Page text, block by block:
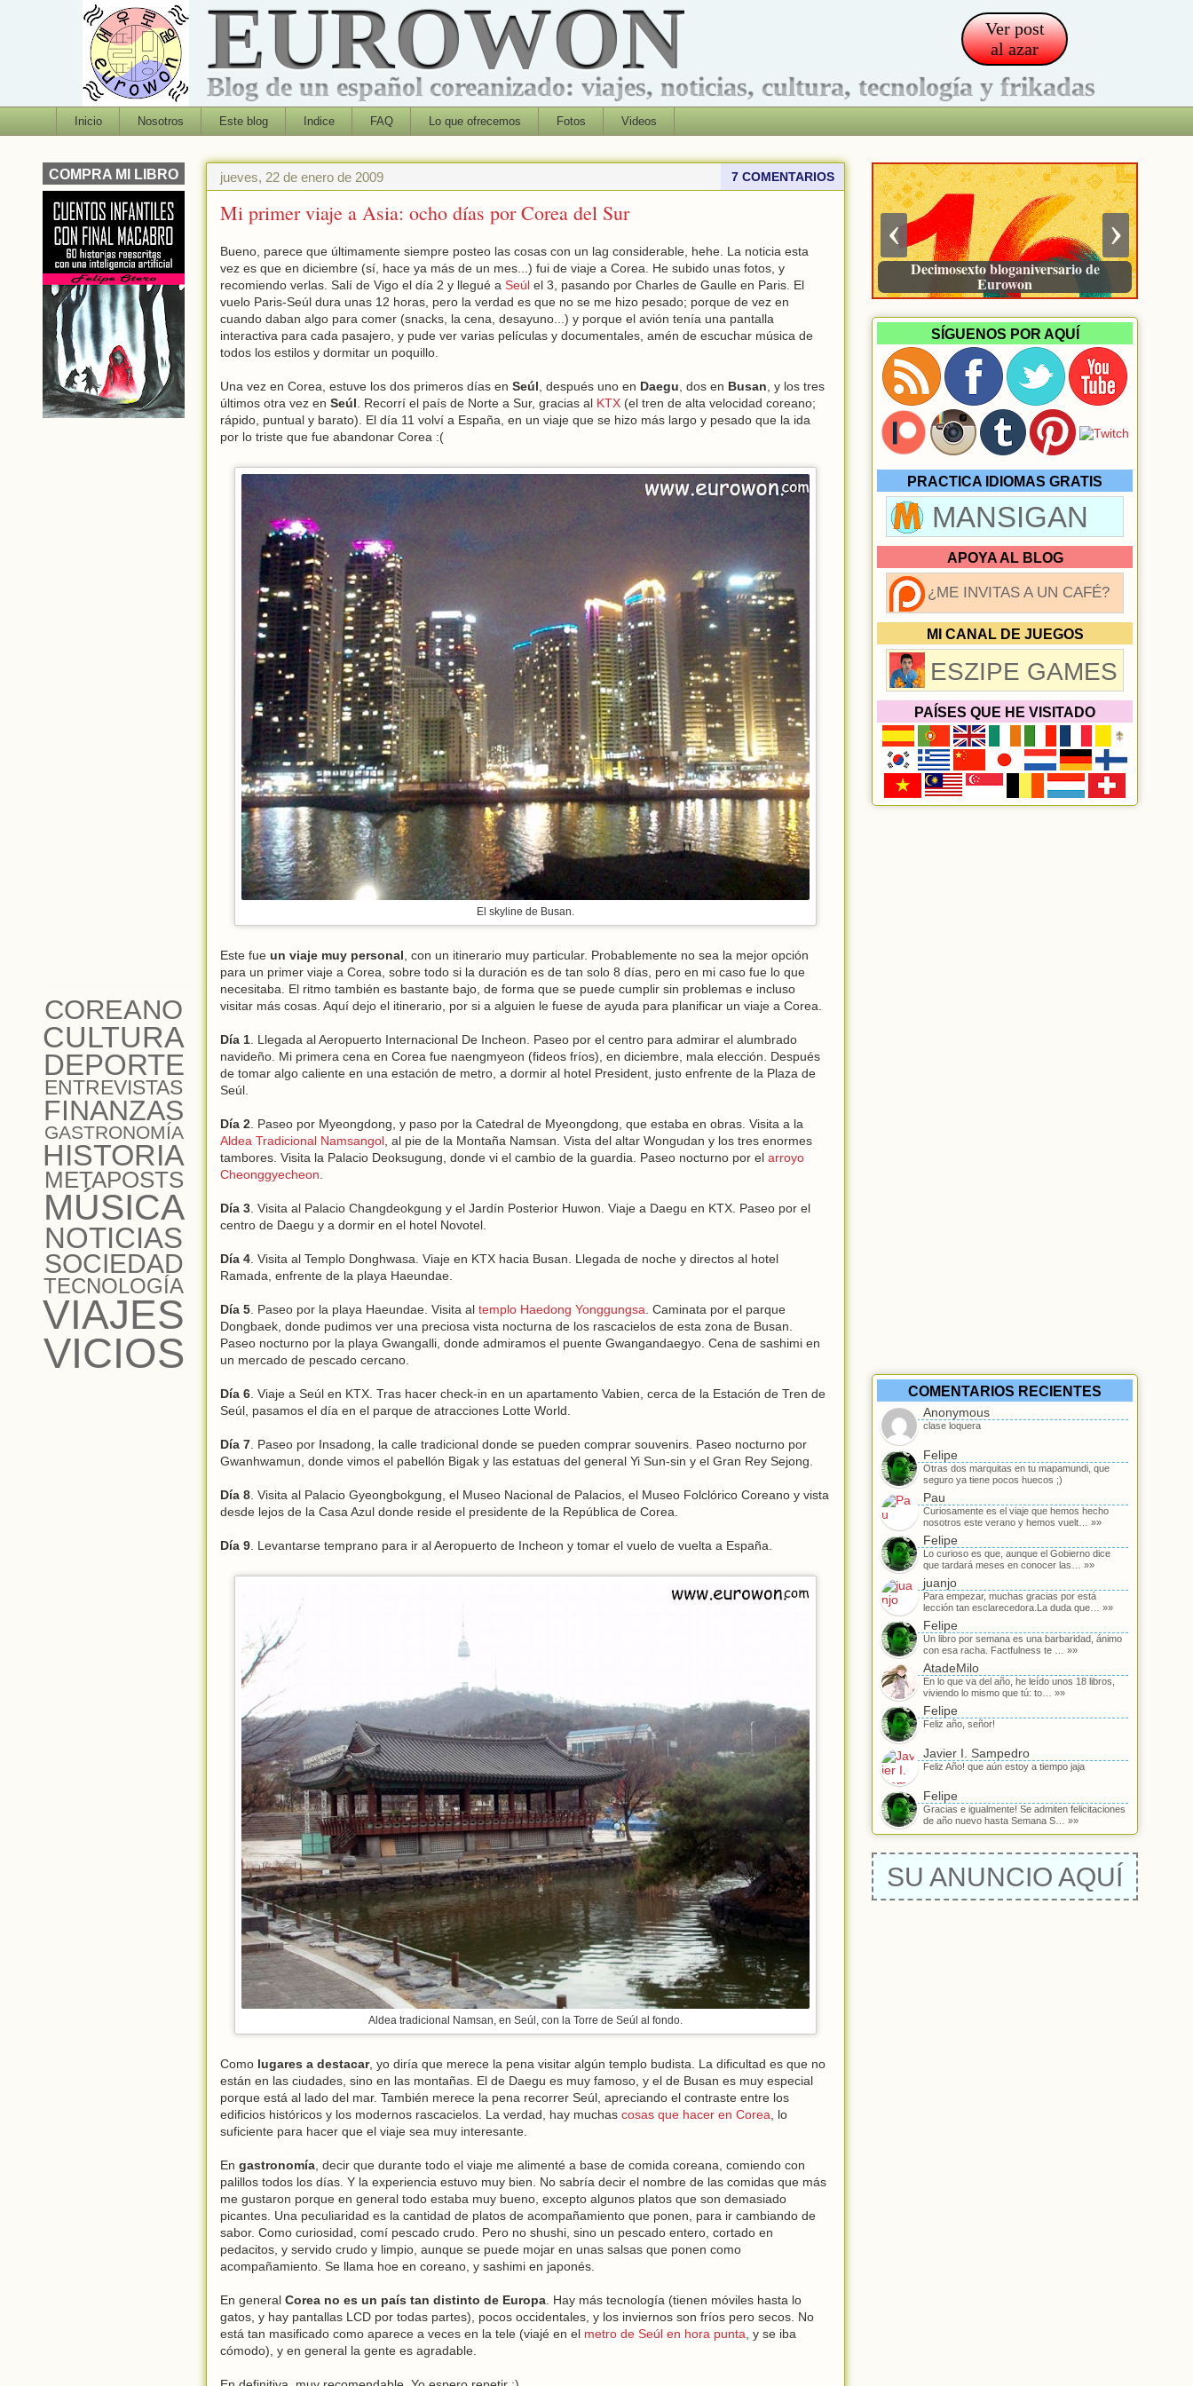
Ver post
al azar
EUROWON
Blog de un español coreanizado: viajes, noticias, cultura, tecnología y frikadas
Inicio Nosotros Este blog Indice FAQ Lo que ofrecemos Fotos Videos
jueves, 22 de enero de 2009 7 COMENTARIOS
Mi primer viaje a Asia: ocho días por Corea del Sur
Bueno, parece que últimamente siempre posteo las cosas con un lag considerable, hehe. La noticia esta
vez es que en diciembre (sí, hace ya más de un mes...) fui de viaje a Corea. He subido unas fotos, y
recomiendo verlas. Salí de Vigo el día 2 y llegué a Seúl el 3, pasando por Charles de Gaulle en Paris. El
vuelo Paris-Seúl dura unas 12 horas, pero la verdad es que no se me hizo pesado; porque de vez en
cuando daban algo para comer (snacks, la cena, desayuno...) y porque el avión tenía una pantalla
interactiva para cada pasajero, y pude ver varias películas y documentales, amén de escuchar música de
todos los estilos y dormitar un poquillo.
Una vez en Corea, estuve los dos primeros días en Seúl , después uno en Daegu , dos en Busan , y los tres
últimos otra vez en Seúl . Recorrí el país de Norte a Sur, gracias al KTX (el tren de alta velocidad coreano;
rápido, puntual y barato). El día 11 volví a España, en un viaje que se hizo más largo y pesado que la ida
por lo triste que fue abandonar Corea :(
El skyline de Busan.
Este fue un viaje muy personal , con un itinerario muy particular. Probablemente no sea la mejor opción
para un primer viaje a Corea, sobre todo si la duración es de tan solo 8 días, pero en mi caso fue lo que
necesitaba. El ritmo también es bastante bajo, de forma que se puede cumplir sin problemas e incluso
visitar más cosas. Aquí dejo el itinerario, por si a alguien le fuese de ayuda para planificar un viaje a Corea.
Día 1 . Llegada al Aeropuerto Internacional De Incheon. Paseo por el centro para admirar el alumbrado
navideño. Mi primera cena en Corea fue naengmyeon (fideos fríos), en diciembre, mala elección. Después
de tomar algo caliente en una estación de metro, a dormir al hotel President, justo enfrente de la Plaza de
Seúl.
Día 2 . Paseo por Myeongdong, y paso por la Catedral de Myeongdong, que estaba en obras. Visita a la
Aldea Tradicional Namsangol , al pie de la Montaña Namsan. Vista del altar Wongudan y los tres enormes
tambores. Visita la Palacio Deoksugung, donde vi el cambio de la guardia. Paseo nocturno por el arroyo
Cheonggyecheon
Día 3 . Visita al Palacio Changdeokgung y el Jardín Posterior Huwon. Viaje a Daegu en KTX. Paseo por el
centro de Daegu y a dormir en el hotel Novotel.
Día 4 . Visita al Templo Donghwasa. Viaje en KTX hacia Busan. Llegada de noche y directos al hotel
Ramada, enfrente de la playa Haeundae.
Día 5 . Paseo por la playa Haeundae. Visita al templo Haedong Yonggungsa . Caminata por el parque
Dongbaek, donde pudimos ver una preciosa vista nocturna de los rascacielos de esta zona de Busan.
Paseo nocturno por la playa Gwangalli, donde admiramos el puente Gwangandaegyo. Cena de sashimi en
un mercado de pescado cercano.
Día 6 . Viaje a Seúl en KTX. Tras hacer check-in en un apartamento Vabien, cerca de la Estación de Tren de
Seúl, pasamos el día en el parque de atracciones Lotte World.
Día 7 . Paseo por Insadong, la calle tradicional donde se pueden comprar souvenirs. Paseo nocturno por
Gwanhwamun, donde vimos el pabellón Bigak y las estatuas del general Yi Sun-sin y el Gran Rey Sejong.
Día 8 . Visita al Palacio Gyeongbokgung, el Museo Nacional de Palacios, el Museo Folclórico Coreano y vista
desde lejos de la Casa Azul donde reside el presidente de la República de Corea.
Día 9 . Levantarse temprano para ir al Aeropuerto de Incheon y tomar el vuelo de vuelta a España.
Aldea tradicional Namsan, en Seúl, con la Torre de Seúl al fondo.
Como lugares a destacar, yo diría que merece la pena visitar algún templo budista. La dificultad es que no
están en las ciudades, sino en las montañas. El de Daegu es muy famoso, y el de Busan es muy especial
porque está al lado del mar. También merece la pena recorrer Seúl, apreciando el contraste entre los
edificios históricos y los modernos rascacielos. La verdad, hay muchas cosas que hacer en Corea , lo
suficiente para hacer que el viaje sea muy interesante.
En gastronomía , decir que durante todo el viaje me alimenté a base de comida coreana, comiendo con
palillos todos los días. Y la experiencia estuvo muy bien. No sabría decir el nombre de las comidas que más
me gustaron porque en general todo estaba muy bueno, excepto algunos platos que son demasiado
picantes. Una peculiaridad es la cantidad de platos de acompañamiento que ponen, para ir cambiando de
sabor. Como curiosidad, comí pescado crudo. Pero no shushi, sino un pescado entero, cortado en
pedacitos, y servido crudo y limpio, aunque se puede mojar en unas salsas que ponen como
acompañamiento. Se llama hoe en coreano, y sashimi en japonés.
En general Corea no es un país tan distinto de Europa . Hay más tecnología (tienen móviles hasta lo
gatos, y hay pantallas LCD por todas partes), pocos occidentales, y los inviernos son fríos pero secos. No
está tan masificado como aparece a veces en la tele (viajé en el metro de Seúl en hora punta , y se iba
cómodo), y en general la gente es agradable.
COMPRA MI LIBRO
COREANO
CULTURA
DEPORTE
ENTREVISTAS
FINANZAS
GASTRONOMÍA
HISTORIA
METAPOSTS
MÚSICA
NOTICIAS
SOCIEDAD
TECNOLOGÍA
VIAJES
VICIOS
El Gran Apagón
Decimosexto bloganiversario de
Eurowon
›
‹
SÍGUENOS POR AQUÍ
PRACTICA IDIOMAS GRATIS
MANSIGAN
APOYA AL BLOG
¿ME INVITAS A UN CAFÉ?
MI CANAL DE JUEGOS
ESZIPE GAMES
PAÍSES QUE HE VISITADO
COMENTARIOS RECIENTES
Anonymous
clase loquera
Felipe
Otras dos marquitas en tu mapamundi, que
seguro ya tiene pocos huecos ;)
Pau
Curiosamente es el viaje que hemos hecho
nosotros este verano y hemos vuelt… »»
Felipe
Lo curioso es que, aunque el Gobierno dice
que tardará meses en conocer las… »»
juanjo
Para empezar, muchas gracias por está
lección tan esclarecedora.La duda que… »»
Felipe
Un libro por semana es una barbaridad, ánimo
con esa racha. Factfulness te … »»
AtadeMilo
En lo que va del año, he leído unos 18 libros,
viviendo lo mismo que tú: to… »»
Felipe
Feliz año, señor!
Javier I. Sampedro
Feliz Año! que aún estoy a tiempo jaja
Felipe
Gracias e igualmente! Se admiten felicitaciones
de año nuevo hasta Semana S… »»
SU ANUNCIO AQUÍ